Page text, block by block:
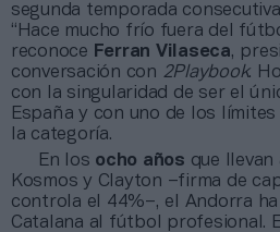
segunda temporada
“Hace mucho frío fuera del
reconoce Ferran Vilaseca,
conversación con 2Playbook.
con la singularidad de ser el
España y con uno de los
la categoría.
En los ocho años que
Kosmos y Clayton –firma de
controla el 44%–, el Andorra
Catalana al fútbol profesional.